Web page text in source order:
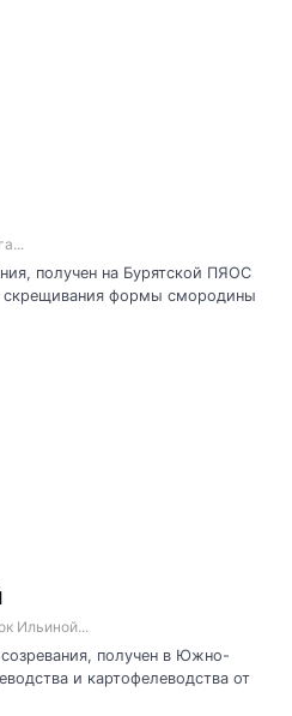
получен на Бурятской ПЯОС
формы смородины
Ильиной...
получен в Южно-
и картофелеводства от